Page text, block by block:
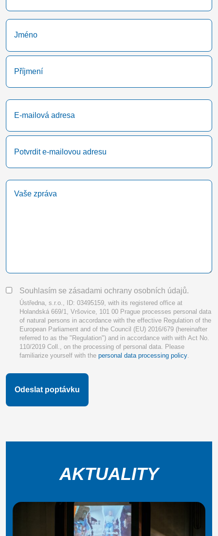
Name
(Required)
First
Email
(Required)
Enter
Email
Email
Comments
(Required)
Consent
Souhlasím se zásadami ochrany osobních údajů.
Ústředna, s.r.o., ID: 03495159, with its registered office at
Holandská 669/1, Vršovice, 101 00 Prague processes personal data
of natural persons in accordance with the effective Regulation of the
European Parliament and of the Council (EU) 2016/679 (hereinafter
referred to as the "Regulation") and in accordance with with Act No.
110/2019 Coll., on the processing of personal data. Please
familiarize yourself with the personal data processing policy
AKTUALITY